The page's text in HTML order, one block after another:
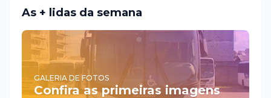
As + lidas da semana
GALERIA DE FOTOS
Confira as primeiras imagens